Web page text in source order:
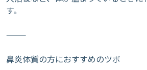
す。
⸻
鼻炎体質の方におすすめのツボ